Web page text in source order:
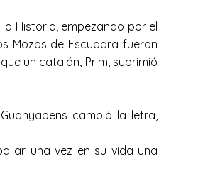
Historia, empezando por el
Mozos de Escuadra fueron
un catalán, Prim, suprimió
cambió la letra,
una vez en su vida una